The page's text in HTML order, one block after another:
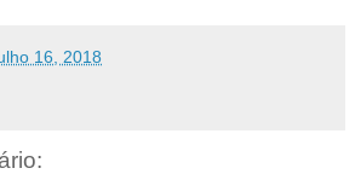
16, 2018